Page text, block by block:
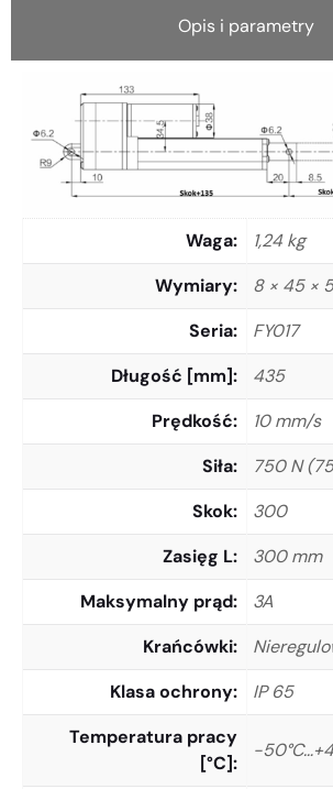
Opis i parametry
Waga
1,24 kg
Wymiary
8 × 45 ×
Seria
FY017
Długość [mm]
435
Prędkość
10 mm/s
Siła
750 N
Skok
300
Zasięg L
300 mm
Maksymalny prąd
3A
Krańcówki
Klasa ochrony
IP 65
Temperatura pracy
[°C]
-